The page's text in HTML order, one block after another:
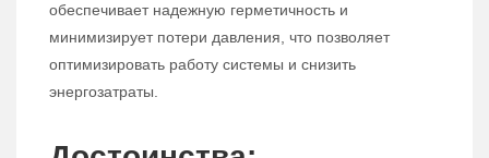
обеспечивает надежную герметичность и
минимизирует потери давления, что позволяет
оптимизировать работу системы и снизить
энергозатраты.